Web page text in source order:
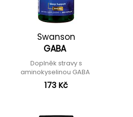
Swanson
GABA
Doplněk stravy s
aminokyselinou GABA
173 Kč